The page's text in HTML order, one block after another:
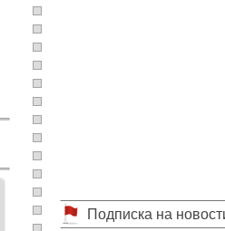
Подписка на